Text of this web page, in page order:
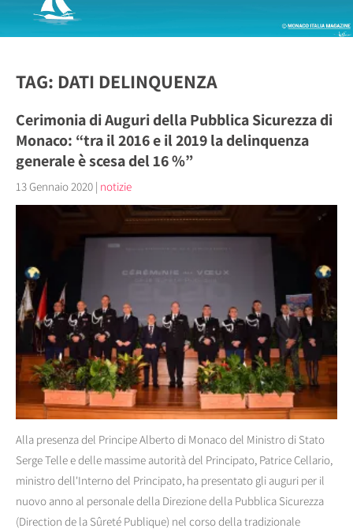
TAG: DATI DELINQUENZA
Cerimonia di Auguri della Pubblica Sicurezza di
Monaco: “tra il 2016 e il 2019 la delinquenza
generale è scesa del 16 %”
13 Gennaio 2020 | notizie
Alla presenza del Principe Alberto di Monaco del Ministro di Stato
Serge Telle e delle massime autorità del Principato, Patrice Cellario,
ministro dell'Interno del Principato, ha presentato gli auguri per il
nuovo anno al personale della Direzione della Pubblica Sicurezza
(Direction de la Sûreté Publique) nel corso della tradizionale